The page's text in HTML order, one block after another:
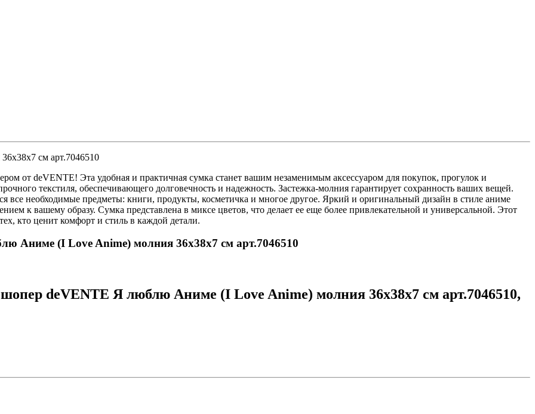
см арт.7046510
от deVENTE! Эта удобная и практичная сумка станет вашим незаменимым аксессуаром для покупок, прогулок и
текстиля, обеспечивающего долговечность и надежность. Застежка-молния гарантирует сохранность ваших вещей.
все необходимые предметы: книги, продукты, косметичка и многое другое. Яркий и оригинальный дизайн в стиле аниме
к вашему образу. Сумка представлена в миксе цветов, что делает ее еще более привлекательной и универсальной. Этот
кто ценит комфорт и стиль в каждой детали.
Аниме (I Love Anime) молния 36х38x7 см арт.7046510
deVENTE Я люблю Аниме (I Love Anime) молния 36х38x7 см арт.7046510,